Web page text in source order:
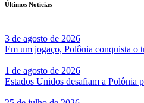
Últimos Notícias
3 de agosto de 2026
Em um jogaço, Polônia conquista o
1 de agosto de 2026
Estados Unidos desafiam a